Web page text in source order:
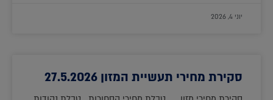
יוני 4, 2026
סקירת מחירי תעשיית המזון 27.5.2026